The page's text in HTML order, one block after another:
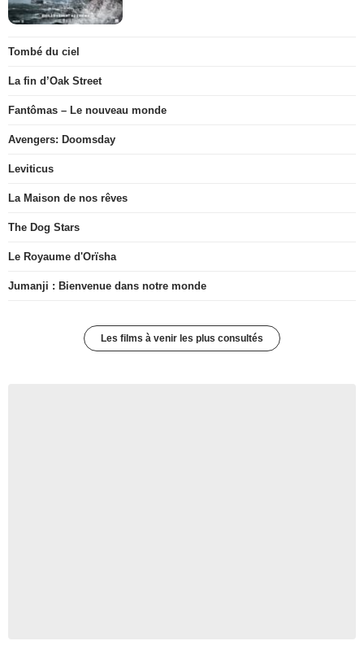
Tombé du ciel
La fin d’Oak Street
Fantômas – Le nouveau monde
Avengers: Doomsday
Leviticus
La Maison de nos rêves
The Dog Stars
Le Royaume d'Orïsha
Jumanji : Bienvenue dans notre monde
Les films à venir les plus consultés